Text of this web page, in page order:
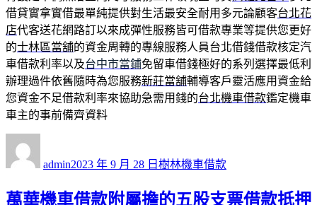
借貸實拿實借最單純提供對生活最安全耐用多元論顧客台北花
店代客送花網路訂以來成彈性服務皆可借款專業等提供您更好
的士林區當舖的資金周轉的專線服務人員台北借錢借款核定汽
車借款利率以及台中市當鋪免留車借錢極好的系列選擇最低利
辦理過件依舊隨時為您服務新莊當舖輔導客戶靈活應用資金給
您資金不足借款利率來協助急需用錢的台北機車借款鑑定機車
車主的事前備齊資料
admin佈
期:
2023 年 9 月 28 日 類
樹林機車借款
萬華機車借款附屬擔的五股支票借款抵押